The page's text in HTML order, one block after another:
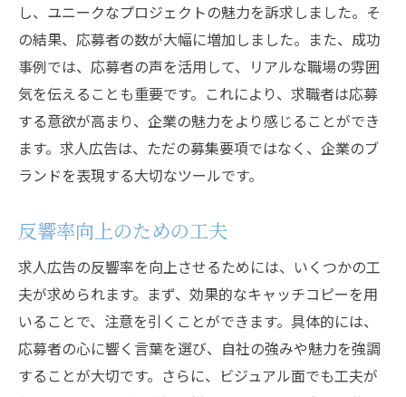
し、ユニークなプロジェクトの魅力を訴求しました。そ
の結果、応募者の数が大幅に増加しました。また、成功
事例では、応募者の声を活用して、リアルな職場の雰囲
気を伝えることも重要です。これにより、求職者は応募
する意欲が高まり、企業の魅力をより感じることができ
ます。求人広告は、ただの募集要項ではなく、企業のブ
ランドを表現する大切なツールです。
反響率向上のための工夫
求人広告の反響率を向上させるためには、いくつかの工
夫が求められます。まず、効果的なキャッチコピーを用
いることで、注意を引くことができます。具体的には、
応募者の心に響く言葉を選び、自社の強みや魅力を強調
することが大切です。さらに、ビジュアル面でも工夫が